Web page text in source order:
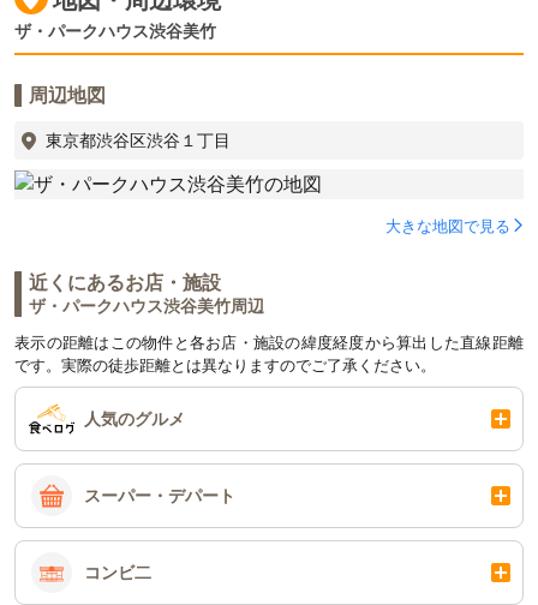
ザ・パークハウス渋谷美竹
周辺地図
東京都渋谷区渋谷１丁目
大きな地図で見る
近くにあるお店・施設
ザ・パークハウス渋谷美竹周辺
表示の距離はこの物件と各お店・施設の緯度経度から算出した直線距離
です。実際の徒歩距離とは異なりますのでご了承ください。
人気のグルメ
スーパー・デパート
コンビ二